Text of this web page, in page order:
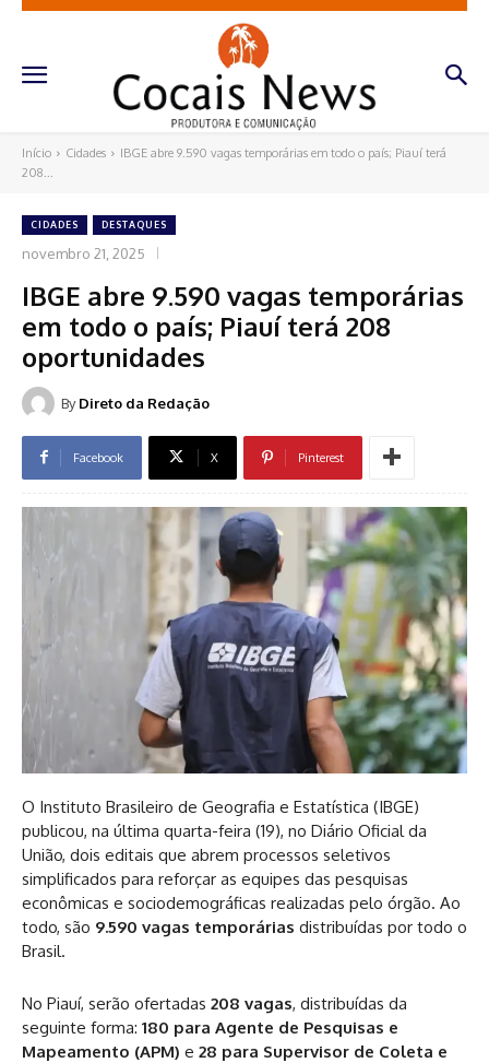
Início Cidades
IBGE abre 9.590 vagas temporárias em todo o país; Piauí terá
208...
CIDADES DESTAQUES
novembro 21, 2025
IBGE abre 9.590 vagas temporárias
em todo o país; Piauí terá 208
oportunidades
By Direto da Redação
Facebook X Pinterest
O Instituto Brasileiro de Geografia e Estatística (IBGE)
publicou, na última quarta-feira (19), no Diário Oficial da
União, dois editais que abrem processos seletivos
simplificados para reforçar as equipes das pesquisas
econômicas e sociodemográficas realizadas pelo órgão. Ao
todo, são 9.590 vagas temporárias distribuídas por todo o
Brasil.
No Piauí, serão ofertadas 208 vagas, distribuídas da
seguinte forma: 180 para Agente de Pesquisas e
Mapeamento (APM) e 28 para Supervisor de Coleta e